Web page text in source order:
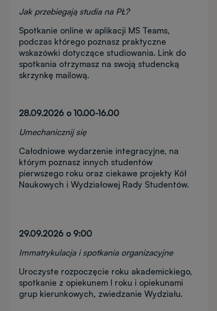
Jak przebiegają studia na PŁ?
Spotkanie online w aplikacji MS Teams,
podczas którego poznasz praktyczne
wskazówki dotyczące studiowania. Link do
spotkania otrzymasz na swoją studencką
skrzynkę mailową.
28.09.2026 o 10.00-16.00
Umechanicznij się
Całodniowe wydarzenie integracyjne, na
którym poznasz innych studentów
pierwszego roku oraz ciekawe projekty Kół
Naukowych i Wydziałowej Rady Studentów.
29.09.2026 o 9:00
Immatrykulacja i spotkania organizacyjne
Uroczyste rozpoczęcie roku akademickiego,
spotkanie z opiekunem I roku i opiekunami
grup kierunkowych, zwiedzanie Wydziału.